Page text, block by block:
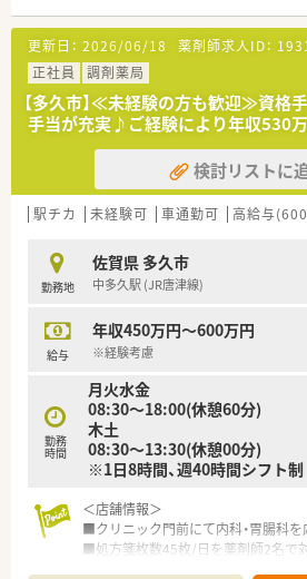
【店舗情報と応需状況について】
■東多久駅からお車で3分ほどの場所
体制で協力しながら日々の業務にあた
■門前の総合病院から内科や外科をは
多科目の処方箋を1日あたり80枚か
す。
■繁忙期には応需枚数が増加しますが
ち早く導入することで日々の業務の
【募集背景と求める人物像について】
2名の採用を積極的に進めております。
■実務能力の高さよりもお人柄や人
スタッフと連携しながらチームワー
■地域医療への貢献を目指して中長
添うことができる薬剤師を求めていま
【法人特徴について】
■2015年に設立された新しく綺麗な
全体を支えることをビジョンに掲げ
■総合病院の門前店舗のほか、注射剤
高度な在宅支援センター店を展開し
えて地域の施設やイベントへ全員で
（フラワーアレンジメント教室、健康
ージー販売等）
更新日： 2026/06/18 薬剤師求人ID：
正社員
調剤薬局
【多久市】≪未経験の方も歓迎≫資格
手当が充実♪ご経験により年収530
検討リストに
駅チカ 未経験可 車通勤可 高給与
勤務地
佐賀県 多久市
中多久駅 (JR唐津線)
給与
年収450万円～600万円
※経験考慮
勤務
時間
月火水金
08:30〜18:00(休憩60分)
木土
08:30〜13:30(休憩00分)
※1日8時間、週40時間シフト制
＜店舗情報＞
■クリニック門前にて内科・胃腸科を
■処方箋枚数45枚/日を薬剤師2名で